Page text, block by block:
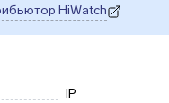
HiWatch
вкладке)
IP